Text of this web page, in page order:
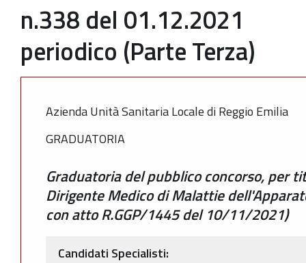
n.338 del 01.12.2021
periodico (Parte Terza)
Azienda Unità Sanitaria Locale di Reggio Emilia
GRADUATORIA
Graduatoria del pubblico concorso, per
Dirigente Medico di Malattie
con atto R.GGP/1445 del 10/11/2021)
Candidati Specialisti: